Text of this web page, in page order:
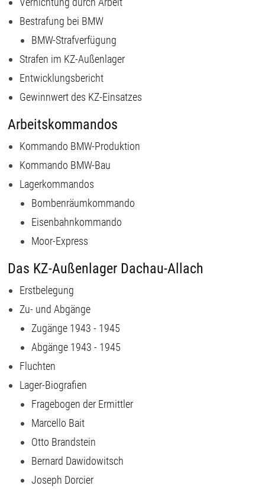
Bestrafung bei BMW
BMW-Strafverfügung
Strafen im KZ-Außenlager
Entwicklungsbericht
Gewinnwert des KZ-Einsatzes
Arbeitskommandos
Kommando BMW-Produktion
Kommando BMW-Bau
Lagerkommandos
Bombenräumkommando
Eisenbahnkommando
Moor-Express
Das KZ-Außenlager Dachau-Allach
Erstbelegung
Zu- und Abgänge
Zugänge 1943 - 1945
Abgänge 1943 - 1945
Fluchten
Lager-Biografien
Fragebogen der Ermittler
Marcello Bait
Otto Brandstein
Bernard Dawidowitsch
Joseph Dorcier